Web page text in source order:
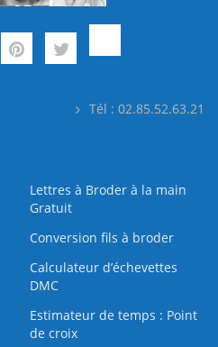
Tél : 02.85.52.63.21
Lettres à Broder à la main
Gratuit
Conversion fils à broder
Calculateur d’échevettes
DMC
Estimateur de temps : Point
de croix